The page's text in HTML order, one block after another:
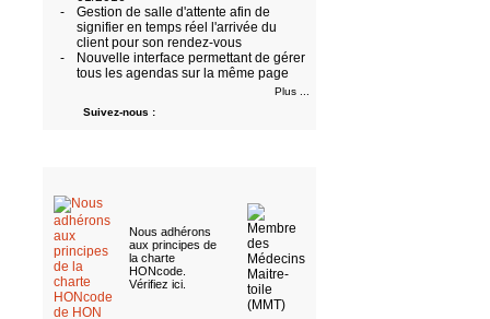
-
Gestion de salle d'attente afin de
signifier en temps réel l'arrivée du
client pour son rendez-vous
-
Nouvelle interface permettant de gérer
tous les agendas sur la même page
Plus ...
Suivez-nous :
Nous adhérons
aux principes de
la charte
HONcode.
Vérifiez ici.